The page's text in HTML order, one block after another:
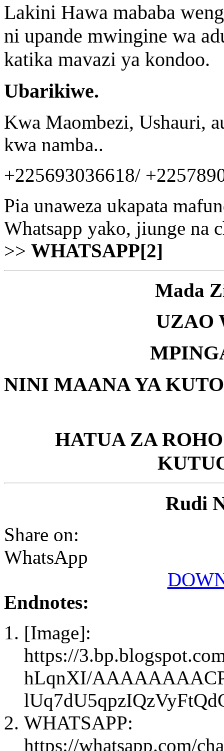
Lakini Hawa mababa
ni upande mwingine wa
katika mavazi ya kondoo.
Ubarikiwe.
Kwa Maombezi, Ushauri,
kwa namba..
+225693036618/
Pia unaweza ukapata
Whatsapp yako, jiunge na
>> WHATSAPP[2]
Mada
UZAO
NINI MAANA YA
HATUA ZA
Rudi
Share on:
WhatsApp
Endnotes:
[Image]:
https://
hLqnXI/
WHATSAPP:
https://whatsapp.com/